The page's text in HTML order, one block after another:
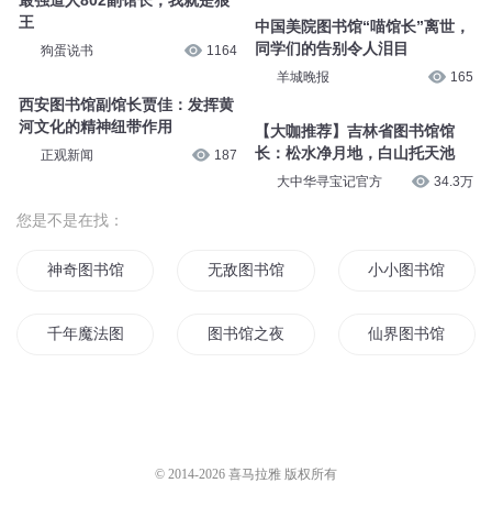
王
狗蛋说书 1164
西安图书馆副馆长贾佳：发挥黄
河文化的精神纽带作用
正观新闻 187
中国美院图书馆“喵馆长”离世，
同学们的告别令人泪目
羊城晚报 165
【大咖推荐】吉林省图书馆馆
长：松水净月地，白山托天池
大中华寻宝记官方 34.3万
您是不是在找：
神奇图书馆 无敌图书馆 小小图书馆
千年魔法图书馆 图书馆之夜 仙界图书馆
© 2014-2026 喜马拉雅 版权所有